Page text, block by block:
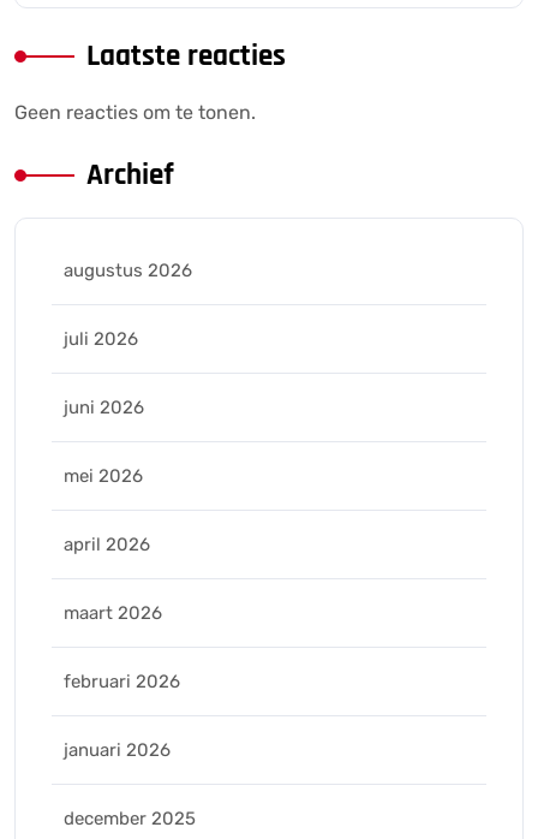
Laatste reacties
Geen reacties om te tonen.
Archief
augustus 2026
juli 2026
juni 2026
mei 2026
april 2026
maart 2026
februari 2026
januari 2026
december 2025